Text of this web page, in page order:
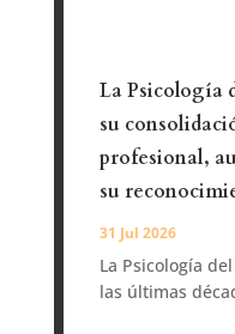
La Psicología
su
profesional,
su
31 Jul 2026
La Psicología
las últimas